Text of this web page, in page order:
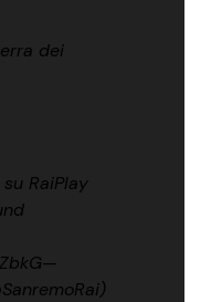
dei
RaiPlay
—